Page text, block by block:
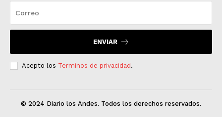
ENVIAR
Acepto los Terminos de privacidad .
© 2024 Diario los Andes. Todos los derechos reservados.